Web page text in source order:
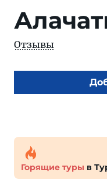
Отзывы
Горящие туры в